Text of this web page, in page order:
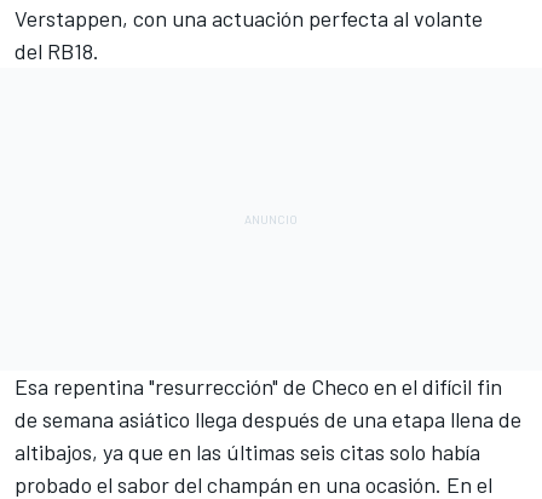
Verstappen, con una actuación perfecta al volante
del RB18.
Esa repentina "resurrección" de Checo en el difícil fin
de semana asiático llega después de una etapa llena de
altibajos, ya que en las últimas seis citas solo había
probado el sabor del champán en una ocasión. En el